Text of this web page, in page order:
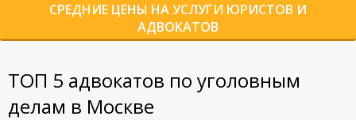
СРЕДНИЕ ЦЕНЫ НА УСЛУГИ ЮРИСТОВ И
АДВОКАТОВ
ТОП 5 адвокатов по уголовным
делам в Москве